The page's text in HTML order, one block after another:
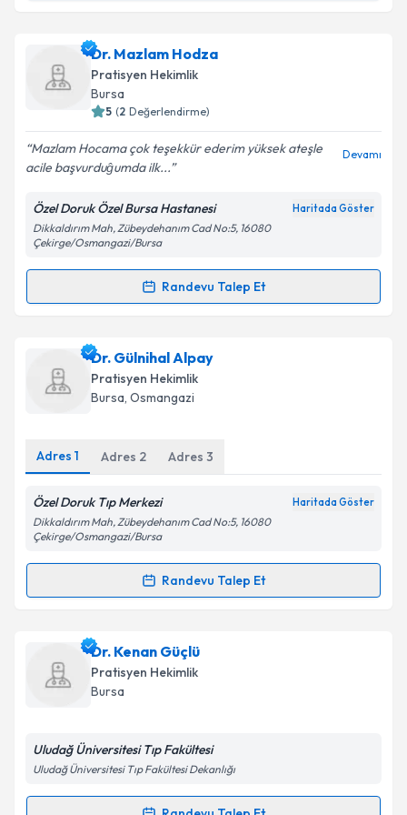
Takvim Talebini Gönder
Dr. Nezahat Yamaniçin randevu takvimi talebi
oluşturun. Size bu uzmandan randevu almanız için bir
takvim hazırlandığında e-posta ile bilgilendireceğiz.
Kişisel verilerimin işlenmesine ilişkin
Aydınlatma
Metni'ni okudum ve kişisel verilerimin belirtilen
kapsamda işlenmesini kabul ediyorum.
Takvim Talebini Gönder
Dr. Mazlam Hodza
Pratisyen Hekimlik
Bursa
5 (2 Değerlendirme)
Mazlam Hocama çok teşekkür ederim yüksek ateşle
acile başvurduĝumda ilk...
Devamı
Özel Doruk Özel Bursa Hastanesi Haritada Göster
Dikkaldırım Mah, Zübeydehanım Cad No:5, 16080
Çekirge/Osmangazi/Bursa
Randevu Talep Et
Randevu Takvimi Talebi
Dr. Mazlam Hodzaiçin randevu takvimi talebi
oluşturun. Size bu uzmandan randevu almanız için bir
takvim hazırlandığında e-posta ile bilgilendireceğiz.
Kişisel verilerimin işlenmesine ilişkin
Metni'ni okudum ve kişisel verilerimin belirtilen
Dr. Gülnihal Alpay
Pratisyen Hekimlik
Bursa, Osmangazi
Adres 1 Adres 2 Adres 3
Özel Doruk Tıp Merkezi Haritada Göster
Dikkaldırım Mah, Zübeydehanım Cad No:5, 16080
Çekirge/Osmangazi/Bursa
Randevu Talep Et
Randevu Takvimi Talebi
Dr. Gülnihal Alpayiçin randevu takvimi talebi
oluşturun. Size bu uzmandan randevu almanız için bir
takvim hazırlandığında e-posta ile bilgilendireceğiz.
Dr. Kenan Güçlü
Pratisyen Hekimlik
Bursa
Uludağ Üniversitesi Tıp Fakültesi
Uludağ Üniversitesi Tıp Fakültesi Dekanlığı